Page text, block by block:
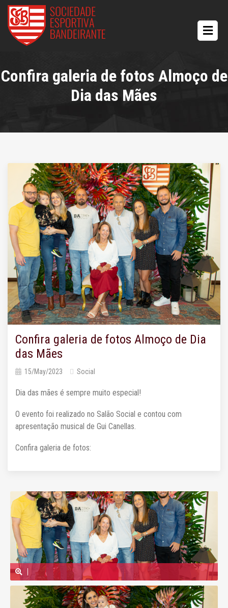
Confira galeria de fotos Almoço de
Dia das Mães
Confira galeria de fotos Almoço de Dia
das Mães
15/May/2023 Social
Dia das mães é sempre muito especial!
O evento foi realizado no Salão Social e contou com
apresentação musical de Gui Canellas.
Confira galeria de fotos: